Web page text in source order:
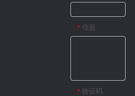
* 信息
* 验证码